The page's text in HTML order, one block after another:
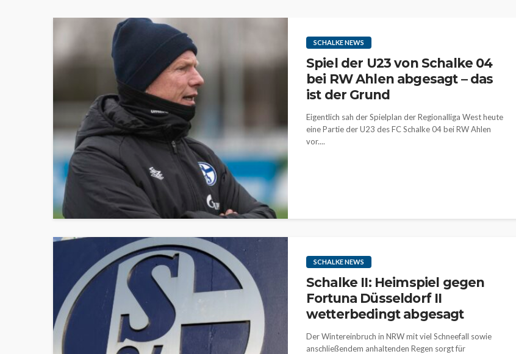
SCHALKE NEWS
Spiel der U23 von Schalke 04
bei RW Ahlen abgesagt – das
ist der Grund
Eigentlich sah der Spielplan der Regionalliga West heute
eine Partie der U23 des FC Schalke 04 bei RW Ahlen
vor....
SCHALKE NEWS
Schalke II: Heimspiel gegen
Fortuna Düsseldorf II
wetterbedingt abgesagt
Der Wintereinbruch in NRW mit viel Schneefall sowie
anschließendem anhaltenden Regen sorgt für